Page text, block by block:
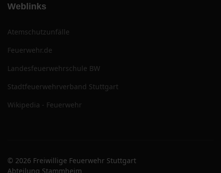
Weblinks
Atemschutzunfälle
Feuerwehr.de
Landesfeuerwehrschule BW
Stadtfeuerwehrverband Stuttgart
Wikipedia - Feuerwehr
© 2026 Freiwillige Feuerwehr Stuttgart
Abteilung Stammheim